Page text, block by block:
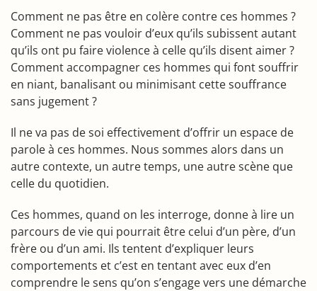
Comment ne pas être en colère contre ces hommes ?
Comment ne pas vouloir d’eux qu’ils subissent autant
qu’ils ont pu faire violence à celle qu’ils disent aimer ?
Comment accompagner ces hommes qui font souffrir
en niant, banalisant ou minimisant cette souffrance
sans jugement ?
Il ne va pas de soi effectivement d’offrir un espace de
parole à ces hommes. Nous sommes alors dans un
autre contexte, un autre temps, une autre scène que
celle du quotidien.
Ces hommes, quand on les interroge, donne à lire un
parcours de vie qui pourrait être celui d’un père, d’un
frère ou d’un ami. Ils tentent d’expliquer leurs
comportements et c’est en tentant avec eux d’en
comprendre le sens qu’on s’engage vers une démarche